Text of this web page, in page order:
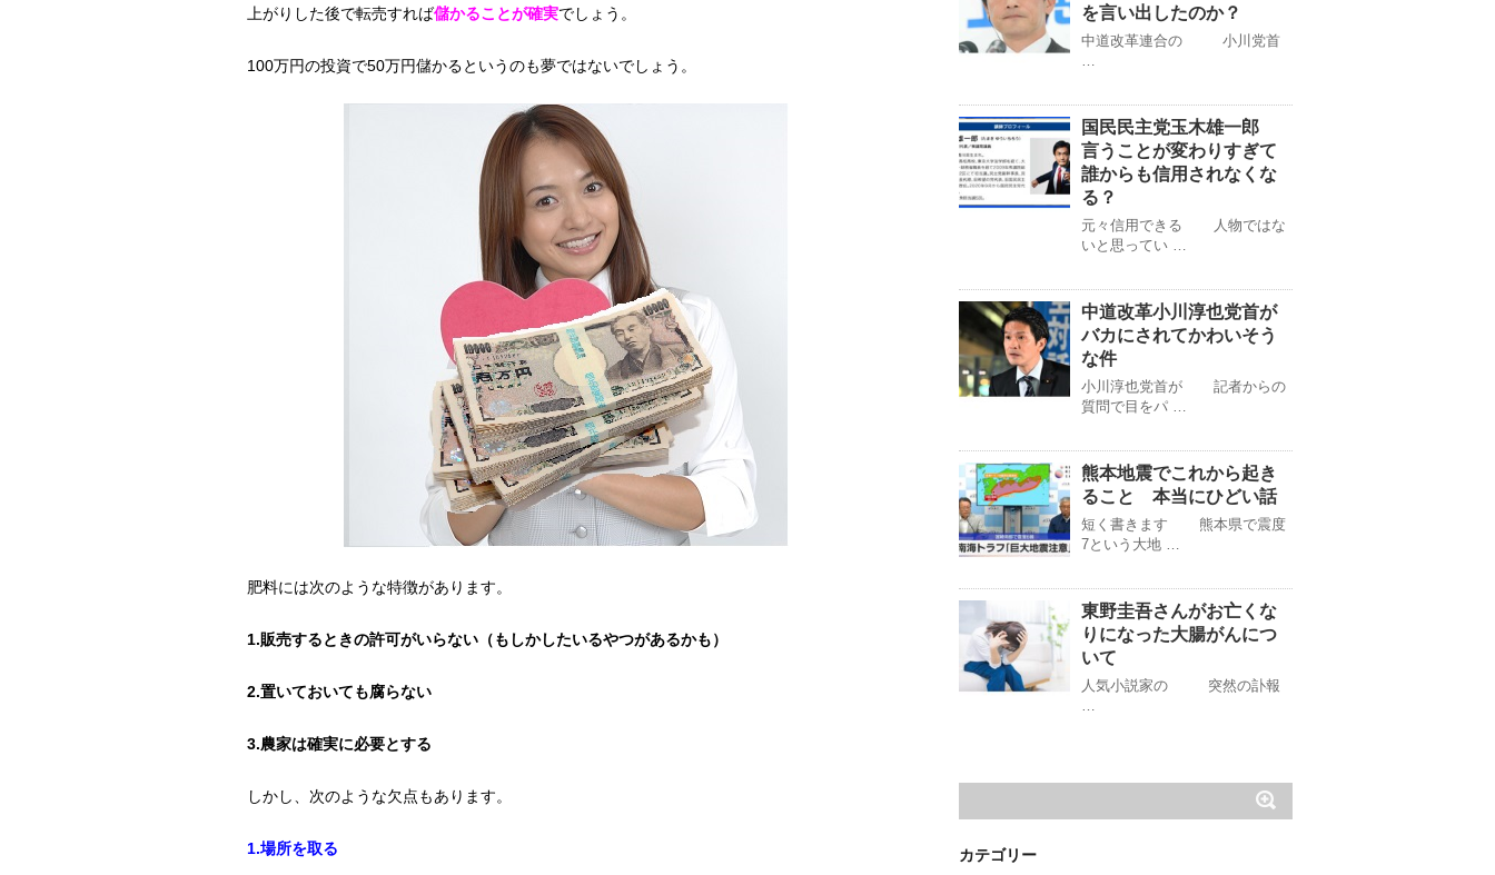
上がりした後で転売すれば儲かることが確実でしょう。
100万円の投資で50万円儲かるというのも夢ではないでしょう。
肥料には次のような特徴があります。
1.販売するときの許可がいらない（もしかしたいるやつがあるかも）
2.置いておいても腐らない
3.農家は確実に必要とする
しかし、次のような欠点もあります。
1.場所を取る
を言い出したのか？
中道改革連合の 小川党首
…
国民民主党玉木雄一郎
言うことが変わりすぎて
誰からも信用されなくな
る？
元々信用できる 人物ではな
いと思ってい …
中道改革小川淳也党首が
バカにされてかわいそう
な件
小川淳也党首が 記者からの
質問で目をパ …
熊本地震でこれから起き
ること 本当にひどい話
短く書きます 熊本県で震度
7という大地 …
東野圭吾さんがお亡くな
りになった大腸がんにつ
いて
人気小説家の 突然の訃報
…
カテゴリー